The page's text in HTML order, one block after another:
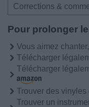
Corrections &
Pour prolonger
Vous aimez
Télécharger
Télécharger
Trouver des vinyles
Trouver un